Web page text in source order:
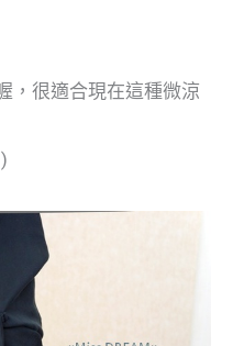
，很適合現在這種微涼